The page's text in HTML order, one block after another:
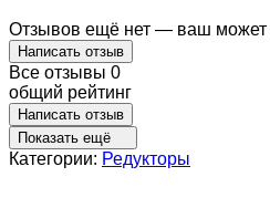
Отзывов ещё нет — ваш может
Написать отзыв
Все отзывы 0
общий рейтинг
Написать отзыв
Показать ещё
Категории: Редукторы